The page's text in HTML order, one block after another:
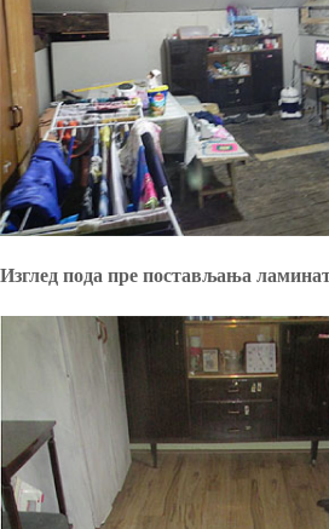
Изглед пода пре постављања